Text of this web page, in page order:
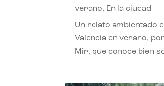
verano, En la ciudad
Un relato ambientado
Valencia en verano,
Mir, que conoce bien